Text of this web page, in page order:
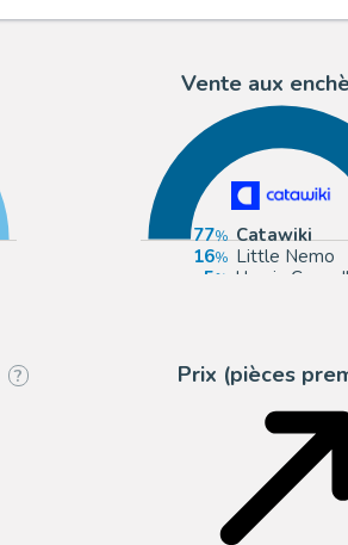
Vente aux
77
Catawiki
16
Little Nemo
5
Urania Casa
? Prix (pièces